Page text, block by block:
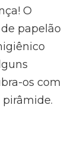
O
papelão
os com